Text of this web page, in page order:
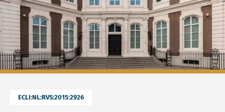
ECLI:NL:RVS:2015:2926